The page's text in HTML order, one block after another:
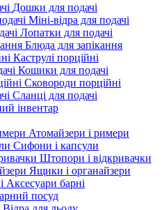
Дошки для подачі
Міні-відра для подачі
Лопатки для подачі
Блюда для запікання
Каструлі порційні
Кошики для подачі
Сковороди порційні
Сланці для подачі
інвентар
Атомайзери і римери
Сифони і капсули
Штопори і відкривачки
Ящики і органайзери
Аксесуари барні
посуд